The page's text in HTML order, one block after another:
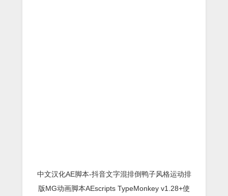
中文汉化AE脚本-抖音文字混排倒鸭子风格运动排
版MG动画脚本AEscripts TypeMonkey v1.28+使